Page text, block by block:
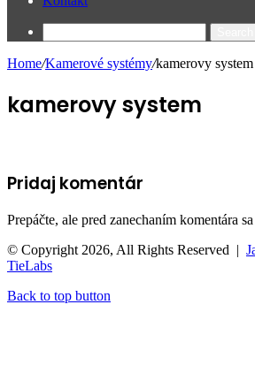
Home/Kamerové systémy/kamerovy system
kamerovy system
Pridaj komentár
Prepáčte, ale pred zanechaním komentára
© Copyright 2026, All Rights Reserved |
TieLabs
Back to top button